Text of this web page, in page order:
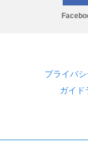
プライバ
ガイド